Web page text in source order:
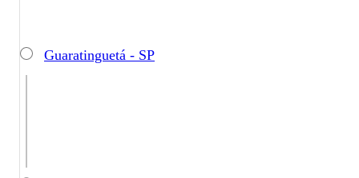
Guaratinguetá - SP